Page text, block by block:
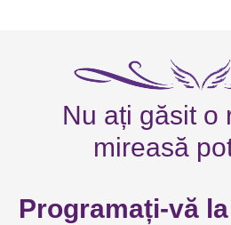
Nu ați găsit o
mireasă
Programați-vă